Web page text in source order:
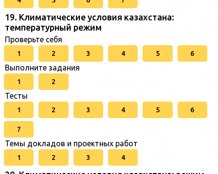
19. Климатические условия казахстана:
температурный режим
Проверьте себя
1 2 3 4 5 6
Выполните задания
1 2
Тесты
1 2 3 4 5 6
7
Темы докладов и проектных работ
1 2 3 4